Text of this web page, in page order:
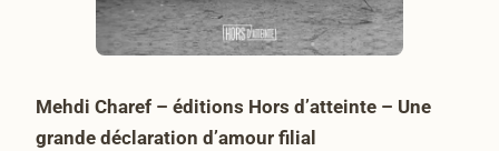
Mehdi Charef – éditions Hors d’atteinte – Une
grande déclaration d’amour filial